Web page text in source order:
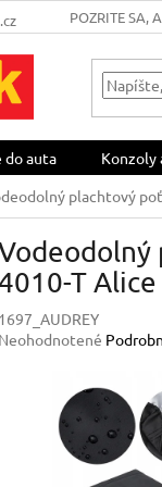
POZRITE SA,
do auta Konzoly
plachtový
4010-T Alice
1697_AUDREY
Priemerné
Neohodnotené